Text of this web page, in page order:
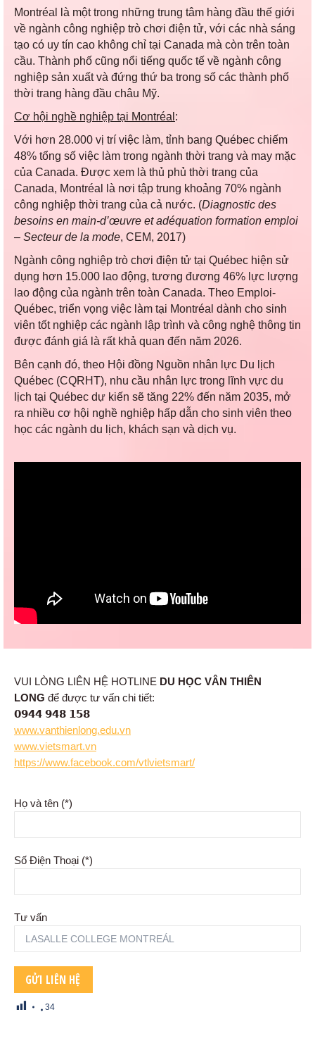
Montréal là một trong những trung tâm hàng đầu thế giới
về ngành công nghiệp trò chơi điện tử, với các nhà sáng
tạo có uy tín cao không chỉ tại Canada mà còn trên toàn
cầu. Thành phố cũng nổi tiếng quốc tế về ngành công
nghiệp sản xuất và đứng thứ ba trong số các thành phố
thời trang hàng đầu châu Mỹ.
Cơ hội nghề nghiệp tại Montréal :
Với hơn 28.000 vị trí việc làm, tỉnh bang Québec chiếm
48% tổng số việc làm trong ngành thời trang và may mặc
của Canada. Được xem là thủ phủ thời trang của
Canada, Montréal là nơi tập trung khoảng 70% ngành
công nghiệp thời trang của cả nước. (Diagnostic des
besoins en main-d’œuvre et adéquation formation emploi
– Secteur de la mode, CEM, 2017)
Ngành công nghiệp trò chơi điện tử tại Québec hiện sử
dụng hơn 15.000 lao động, tương đương 46% lực lượng
lao động của ngành trên toàn Canada. Theo Emploi-
Québec, triển vọng việc làm tại Montréal dành cho sinh
viên tốt nghiệp các ngành lập trình và công nghệ thông tin
được đánh giá là rất khả quan đến năm 2026.
Bên cạnh đó, theo Hội đồng Nguồn nhân lực Du lịch
Québec (CQRHT), nhu cầu nhân lực trong lĩnh vực du
lịch tại Québec dự kiến sẽ tăng 22% đến năm 2035, mở
ra nhiều cơ hội nghề nghiệp hấp dẫn cho sinh viên theo
học các ngành du lịch, khách sạn và dịch vụ.
VUI LÒNG LIÊN HỆ HOTLINE DU HỌC VÂN THIÊN
LONG để được tư vấn chi tiết:
𝟬𝟵𝟰𝟰 𝟵𝟰𝟴 𝟭𝟱𝟴
www.vanthienlong.edu.vn
www.vietsmart.vn
https://www.facebook.com/vtlvietsmart/
Họ và tên (*)
Số Điện Thoại (*)
Tư vấn
34